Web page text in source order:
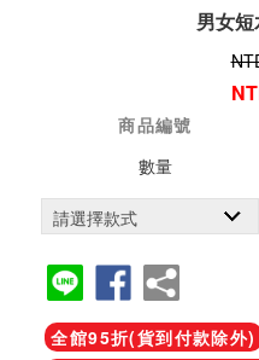
男女
商品編號
數量
全館95折(貨到付款除外)